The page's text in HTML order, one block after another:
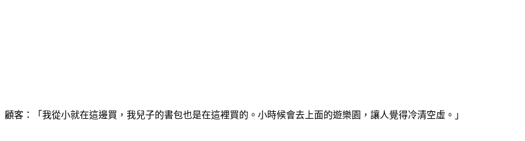
顧客：「我從小就在這邊買，我兒子的書包也是在這裡買的。小時候會去上面的遊樂園，讓人覺得冷清空虛。」